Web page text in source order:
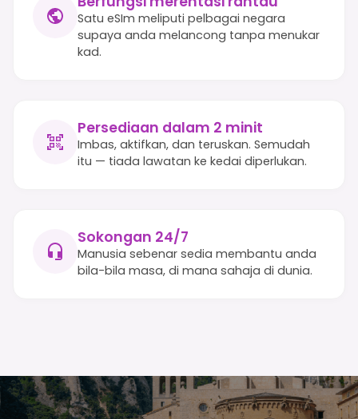
Satu eSIm meliputi pelbagai negara
supaya anda melancong tanpa menukar
kad.
Persediaan dalam 2 minit
Imbas, aktifkan, dan teruskan. Semudah
itu — tiada lawatan ke kedai diperlukan.
Sokongan 24/7
Manusia sebenar sedia membantu anda
bila-bila masa, di mana sahaja di dunia.